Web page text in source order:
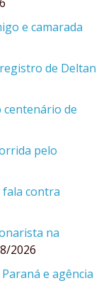
e camarada
de Deltan
de
pelo
fala contra
na
2026
e agência